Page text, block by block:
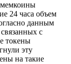
мемкоины
24 часа объем
данным
с
токены
эту
на такие